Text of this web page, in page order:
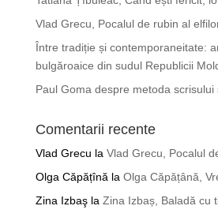
Vlad Grecu, Pocalul de rubin al
Între tradiție și contemporaneitate:
bulgăroaice din sudul Republicii
Paul Goma despre metoda scrisului
Comentarii recente
Vlad Grecu la Vlad Grecu, Pocalul
Olga Căpățînă la Olga Căpățână,
Zina Izbaşla Zina Izbaș, Baladă cu